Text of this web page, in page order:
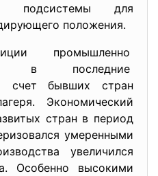
подсистемы для
положения.
в последние
счет бывших стран
Экономический
стран в период
умеренными
увеличился
Особенно высокими